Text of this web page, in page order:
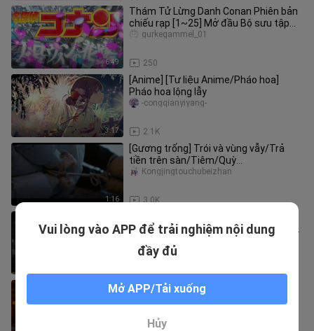
6:49
Thám Tử Lừng Danh Conan Phiên bản
chiếu rạp [1~25] Mở đầu Bộ sưu tập
Hoạt hình
250
gurkegammel_01
3:17
[Anime] [Tư liệu Anime/Pháo hoa]
Pháo hoa lộng lẫy
2.1K
-congqianyiyang-
1:16
[Gương trống] Trói và vùng vẫy/Trả
tiền trên sàn/Tiêm/Quỳ
xuống/Tiêm/Tay lên giường
3.0K
Kongjingtouchubeizhan
phim hoạt hình điêu khắc cát nổi tiếng
[Gương Trống Phong Cách Cổ Xưa] Lễ
hội đèn lồng Nắm tay |
Vui lòng vào APP để trải nghiệm nội dung
đầy đủ
Mở APP/Tải xuống
Hủy